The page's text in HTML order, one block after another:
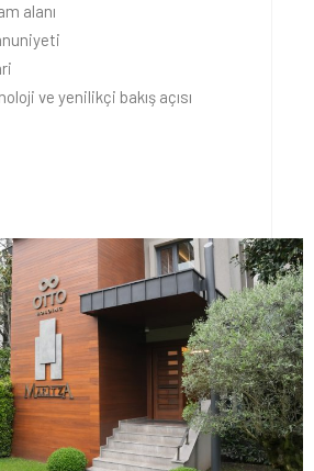
alanı
ve yenilikçi bakış açısı